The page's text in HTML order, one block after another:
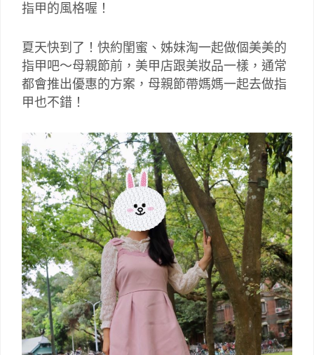
指甲的風格喔！
夏天快到了！快約閨蜜、姊妹淘一起做個美美的
指甲吧～母親節前，美甲店跟美妝品一樣，通常
都會推出優惠的方案，母親節帶媽媽一起去做指
甲也不錯！